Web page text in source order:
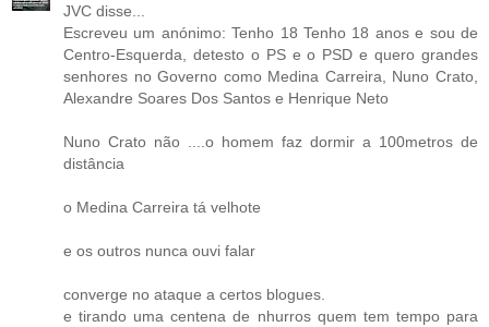
JVC disse...
Escreveu um anónimo: Tenho 18 Tenho 18 anos e sou de
Centro-Esquerda, detesto o PS e o PSD e quero grandes
senhores no Governo como Medina Carreira, Nuno Crato,
Alexandre Soares Dos Santos e Henrique Neto
Nuno Crato não ....o homem faz dormir a 100metros de
distância
o Medina Carreira tá velhote
e os outros nunca ouvi falar
converge no ataque a certos blogues.
e tirando uma centena de nhurros quem tem tempo para